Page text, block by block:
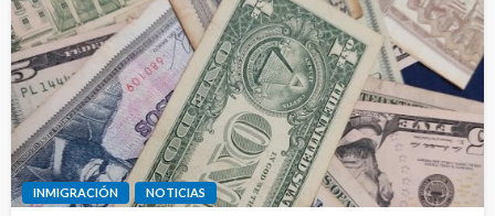
INMIGRACIÓN NOTICIAS